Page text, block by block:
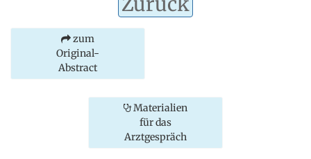
zum
Original-
Abstract
Materialien
für das
Arztgespräch